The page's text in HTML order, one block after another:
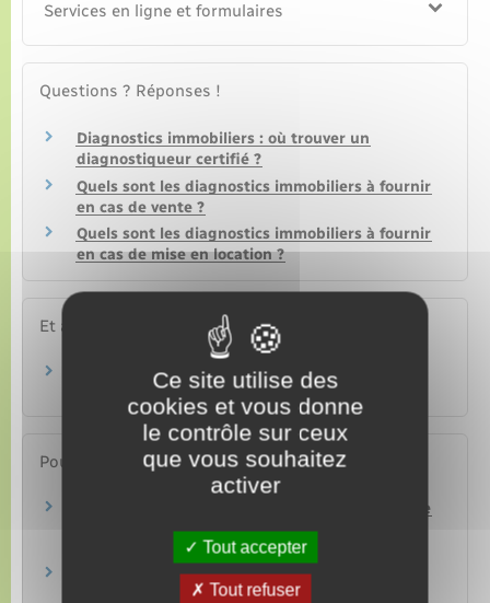
Services en ligne et formulaires
Questions ? Réponses !
Diagnostics immobiliers : où trouver un
diagnostiqueur certifié ?
Quels sont les diagnostics immobiliers à fournir
en cas de vente ?
Quels sont les diagnostics immobiliers à fournir
en cas de mise en location ?
Et aussi
Achat ou vente d'un logement
Pour en savoir plus
Mémo sur les diagnostics immobiliers en cas de
vente ou de location
Institut national de la consommation (INC)
Tout savoir sur les diagnostics immobiliers
Institut national de la consommation (INC)
Ce site utilise des
cookies et vous donne
le contrôle sur ceux
que vous souhaitez
activer
Tout accepter
Tout refuser